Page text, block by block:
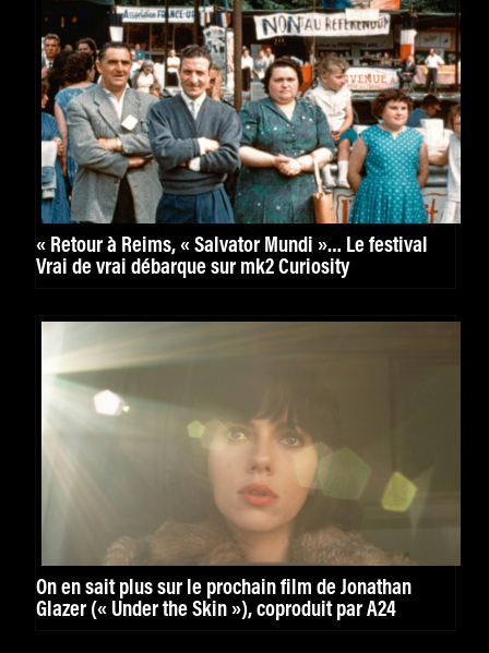
« Retour à Reims, « Salvator Mundi »… Le festival
Vrai de vrai débarque sur mk2 Curiosity
On en sait plus sur le prochain film de Jonathan
Glazer (« Under the Skin »), coproduit par A24